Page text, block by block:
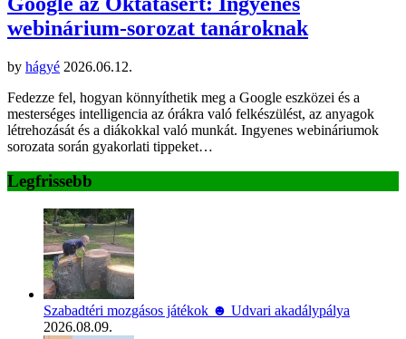
webinárium-sorozat tanároknak
by hágyé 2026.06.12.
Fedezze fel, hogyan könnyíthetik meg a Google eszközei és a
mesterséges intelligencia az órákra való felkészülést, az anyagok
létrehozását és a diákokkal való munkát. Ingyenes webináriumok
sorozata során gyakorlati tippeket…
Legfrissebb
Szabadtéri mozgásos játékok ☻ Udvari akadálypálya
2026.08.09.